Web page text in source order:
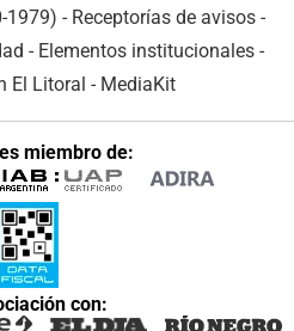
1979) - Receptorías de avisos -
- Elementos institucionales -
El Litoral - MediaKit
miembro de:
con: